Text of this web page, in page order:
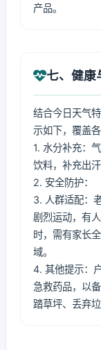
产品。
七、健康
结合今日天气
示如下，覆盖各
1. 水分补充：
饮料，补充出
2. 安全防护：
3. 人群适配：
剧烈运动，有
时，需有家长
域。
4. 其他提示：
急救药品，以
踏草坪、丢弃